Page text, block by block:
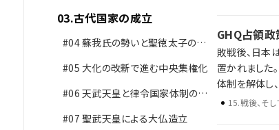
03.古代国家の成立
#04蘇我氏の勢いと聖徳太子の改
革
#05 大化の改新で進む中央集権化
#06 天武天皇と律令国家体制の整
備
#07 聖武天皇による大仏造立
交正常化 オイルショックやバブル経済の崩壊 占領から高度経済成
長へ。そして
では語り尽く
が独自解説し
GHQ占領
敗戦後、日本
置かれました
体制を解体し
きました。 敗戦と日本の再出発 占領政策と「非軍事化・民主化」 冷
15.戦後、そ